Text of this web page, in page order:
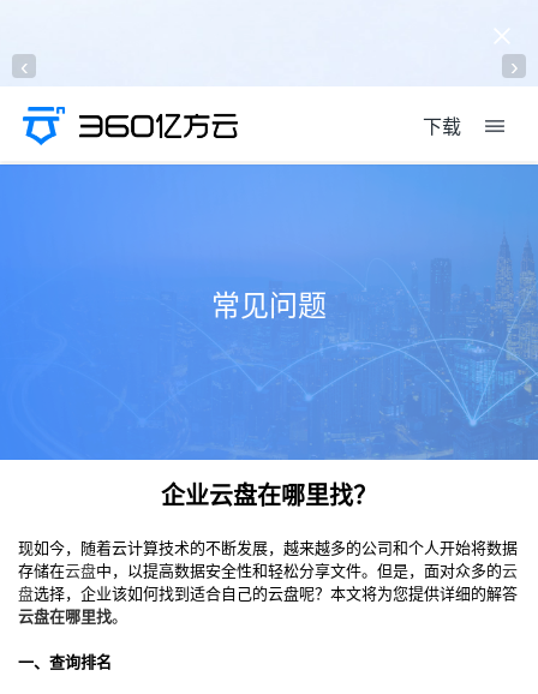
‹ ›
下载
常见问题
企业云盘在哪里找？
现如今，随着云计算技术的不断发展，越来越多的公司和个人开始将数据
存储在云盘中，以提高数据安全性和轻松分享文件。但是，面对众多的云
盘选择，企业该如何找到适合自己的云盘呢？本文将为您提供详细的解答
云盘在哪里找。
一、查询排名